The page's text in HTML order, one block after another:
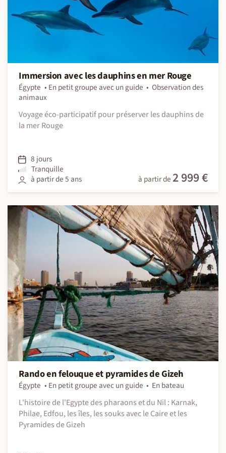
Immersion avec les dauphins en mer Rouge
Égypte En petit groupe avec un guide
Observation des
animaux
Voyage éco-participatif pour préserver les dauphins de
la mer Rouge
8 jours
Tranquille
à partir de 5 ans
à partir de 2 999 €
Rando en felouque et pyramides de Gizeh
Égypte En petit groupe avec un guide
En bateau
L'histoire de l'Egypte des pharaons et du Nil : Karnak,
Philae, Edfou, les îles, les souks avec le Caire et les
Pyramides de Gizeh